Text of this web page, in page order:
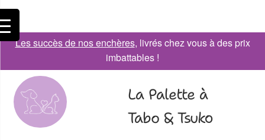
Les succès de nos enchères, livrés chez vous à des prix
imbattables !
La Palette à
Tabo & Tsuko